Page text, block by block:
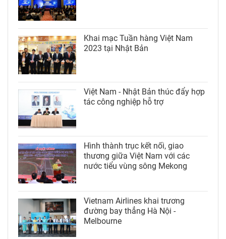
Khai mạc Tuần hàng Việt Nam
2023 tại Nhật Bản
Việt Nam - Nhật Bản thúc đẩy hợp
tác công nghiệp hỗ trợ
Hình thành trục kết nối, giao
thương giữa Việt Nam với các
nước tiểu vùng sông Mekong
Vietnam Airlines khai trương
đường bay thẳng Hà Nội -
Melbourne